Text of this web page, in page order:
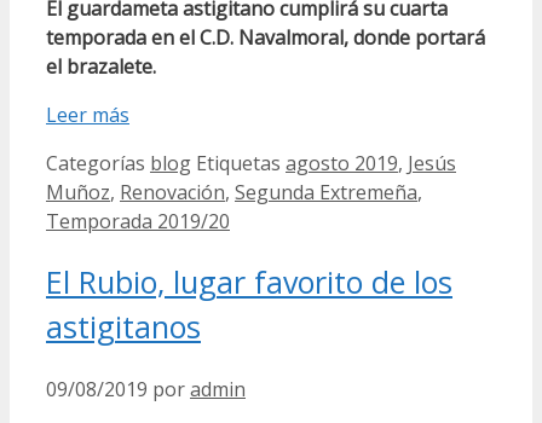
El guardameta astigitano cumplirá su cuarta
temporada en el C.D. Navalmoral, donde portará
el brazalete.
Leer más
Categorías blog Etiquetas agosto 2019, Jesús
Muñoz, Renovación, Segunda Extremeña,
Temporada 2019/20
El Rubio, lugar favorito de los
astigitanos
09/08/2019 poradmin